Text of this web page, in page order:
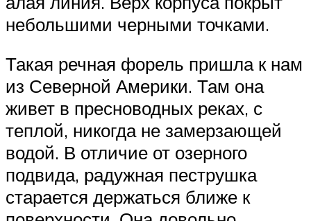
небольшими черными точками.
Такая речная форель пришла к нам
из Северной Америки. Там она
живет в пресноводных реках, с
теплой, никогда не замерзающей
водой. В отличие от озерного
подвида, радужная пеструшка
старается держаться ближе к